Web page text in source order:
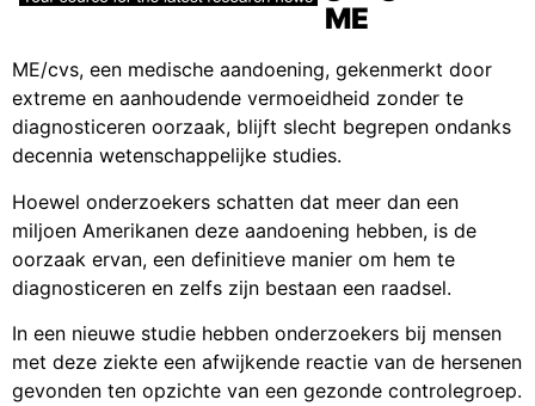
ME
ME/cvs, een medische aandoening, gekenmerkt door
extreme en aanhoudende vermoeidheid zonder te
diagnosticeren oorzaak, blijft slecht begrepen ondanks
decennia wetenschappelijke studies.
Hoewel onderzoekers schatten dat meer dan een
miljoen Amerikanen deze aandoening hebben, is de
oorzaak ervan, een definitieve manier om hem te
diagnosticeren en zelfs zijn bestaan een raadsel.
In een nieuwe studie hebben onderzoekers bij mensen
met deze ziekte een afwijkende reactie van de hersenen
gevonden ten opzichte van een gezonde controlegroep.